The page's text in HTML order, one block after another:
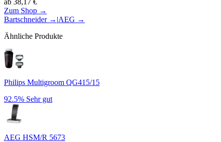
Zum Shop →
Bartschneider→ |AEG →
Ähnliche Produkte
Philips Multigroom QG415/15
92.5% Sehr gut
AEG HSM/R 5673